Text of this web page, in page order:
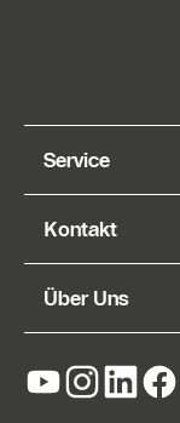
Service
Kontakt
Über Uns